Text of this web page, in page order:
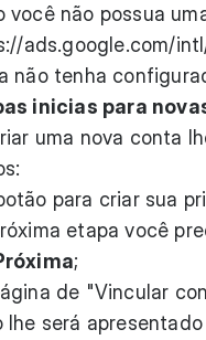
você não possua
ads.google.com/
não tenha
inicias para
uma nova conta
para criar sua
etapa você
;
de "Vincular
lhe será